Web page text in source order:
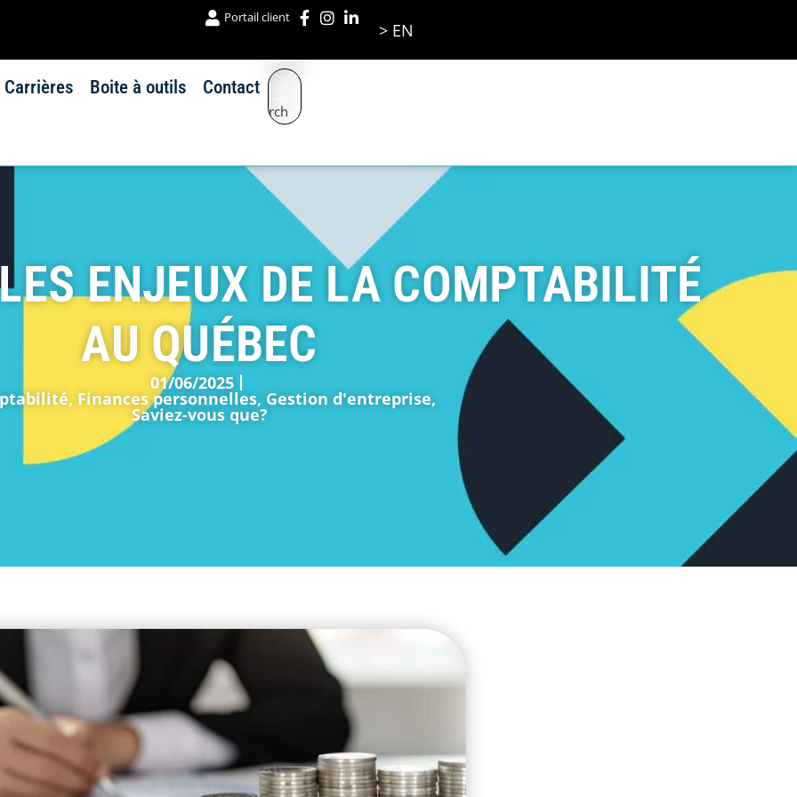
Portail client
> EN
Carrières Boite à outils Contact
Search
ENJEUX DE LA COMPTABILITÉ
AU QUÉBEC
01/06/2025
, Finances personnelles, Gestion d'entreprise,
Saviez-vous que?